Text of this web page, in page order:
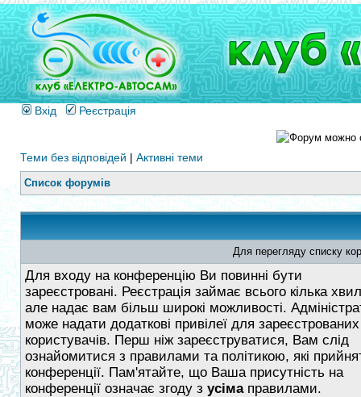
Вхід Реєстрація
Теми без відповідей | Активні теми
Список форумів
Для перегляду списку
Для входу на конференцію Ви повинні бути
зареєстровані. Реєстрація займає всього кілька
але надає вам більш широкі можливості.
може надати додаткові привілеї для зареєстрованих
користувачів. Перш ніж зареєструватися, Вам слід
ознайомитися з правилами та політикою, які
конференції. Пам'ятайте, що Ваша присутність на
конференції означає згоду з усімаправилами.